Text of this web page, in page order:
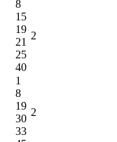
8
15
19
21
25
40
2
1
8
19
30
33
2